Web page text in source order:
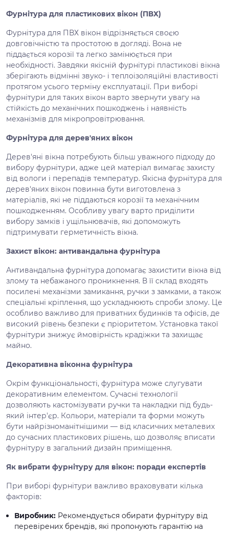
Фурнітура для пластикових вікон (ПВХ)
Фурнітура для ПВХ вікон відрізняється своєю
довговічністю та простотою в догляді. Вона не
піддається корозії та легко замінюється при
необхідності. Завдяки якісній фурнітурі пластикові вікна
зберігають відмінні звуко- і теплоізоляційні властивості
протягом усього терміну експлуатації. При виборі
фурнітури для таких вікон варто звернути увагу на
стійкість до механічних пошкоджень і наявність
механізмів для мікропровітрювання.
Фурнітура для дерев'яних вікон
Дерев'яні вікна потребують більш уважного підходу до
вибору фурнітури, адже цей матеріал вимагає захисту
від вологи і перепадів температур. Якісна фурнітура для
дерев'яних вікон повинна бути виготовлена з
матеріалів, які не піддаються корозії та механічним
пошкодженням. Особливу увагу варто приділити
вибору замків і ущільнювачів, які допоможуть
підтримувати герметичність вікна.
Захист вікон: антивандальна фурнітура
Антивандальна фурнітура допомагає захистити вікна від
злому та небажаного проникнення. В її склад входять
посилені механізми замикання, ручки з замками, а також
спеціальні кріплення, що ускладнюють спроби злому. Це
особливо важливо для приватних будинків та офісів, де
високий рівень безпеки є пріоритетом. Установка такої
фурнітури знижує ймовірність крадіжки та захищає
майно.
Декоративна віконна фурнітура
Окрім функціональності, фурнітура може слугувати
декоративним елементом. Сучасні технології
дозволяють кастомізувати ручки та накладки під будь-
який інтер'єр. Кольори, матеріали та форми можуть
бути найрізноманітнішими — від класичних металевих
до сучасних пластикових рішень, що дозволяє вписати
фурнітуру в загальний дизайн приміщення.
Як вибрати фурнітуру для вікон: поради експертів
При виборі фурнітури важливо враховувати кілька
факторів:
Виробник: Рекомендується обирати фурнітуру від
перевірених брендів, які пропонують гарантію на